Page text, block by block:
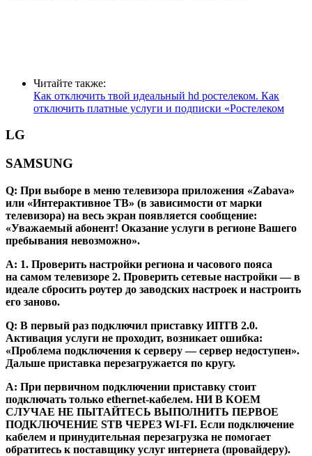
Читайте также:
Как отключить твой идеальный hd ростелеком. Как
отключить платные услуги и подписки «Ростелеком
LG
SAMSUNG
Q: При выборе в меню телевизора приложения «Zabava»
или «Интерактивное ТВ» (в зависимости от марки
телевизора) на весь экран появляется сообщение:
«Уважаемый абонент! Оказание услуги в регионе Вашего
пребывания невозможно».
А: 1. Проверить настройки региона и часового пояса
на самом телевизоре 2. Проверить сетевые настройки — в
идеале сбросить роутер до заводских настроек и настроить
его заново.
Q: В первый раз подключил приставку ИПТВ 2.0.
Активация услуги не проходит, возникает ошибка:
«Проблема подключения к серверу — сервер недоступен».
Дальше приставка перезагружается по кругу.
А: При первичном подключении приставку стоит
подключать только ethernet-кабелем. НИ В КОЕМ
СЛУЧАЕ НЕ ПЫТАЙТЕСЬ ВЫПОЛНИТЬ ПЕРВОЕ
ПОДКЛЮЧЕНИЕ STB ЧЕРЕЗ WI-FI. Если подключение
кабелем и принудительная перезагрузка не помогает
обратитесь к поставщику услуг интернета (провайдеру).